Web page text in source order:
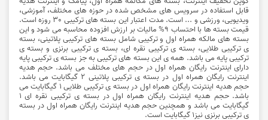
قابل استفاده در سرویس های مشخص شده در حوزه های مختلف، آموزشی،
ویدیویی، ورزشی و ... است. مدت اعتبار این بسته های ترکیبی 30 روزه است.
قیمت بسته ها با احتساب 9% مالیات بر ارزش افزوده محاسبه می شود و این
بسته های مالکه همراه اول و ترکیبی شامل بسته های ترکیبی پلاتینی، بسته
ی ترکیبی طلایی، بسته ی ترکیبی نقره ای، بسته ی ترکیبی برنزی و بسته ی
ترکیبی پایه می باشد. همه ی این بسته های ترکیبی به جز بسته ی ترکیبی پایه
دارای اینترنت رایگان همراه اول در حجم های مختلف می باشد. حجم هدیه
اینترنت رایگان همراه اول در بسته ی ترکیبی پلاتینی 2 گیگابایت می باشد.
حجم هدیه اینترنت رایگان همراه اول در بسته ی ترکیبی طلایی 1 گیگابایت می
باشد. حجم هدیه اینترنت رایگان همراه اول در بسته ی ترکیبی نقره ای 1
گیگابایت می باشد و همچنین حجم هدیه اینترنت رایگان همراه اول در بسته
ی ترکیبی برنزی نیز1 گیگابایت است.